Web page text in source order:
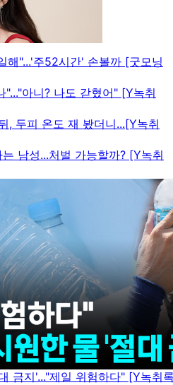
해"...'주52시간' 손볼까 [굿모닝
"..."아니? 나도 갇혔어" [Y녹취
, 두피 온도 재 봤더니...[Y녹취
남성...처벌 가능할까? [Y녹취
금지'..."제일 위험하다" [Y녹취